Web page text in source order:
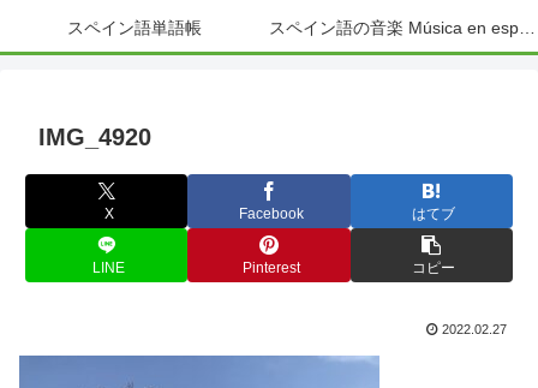
スペイン語単語帳
IMG_4920
X Facebook はてブ
LINE Pinterest コピー
2022.02.27